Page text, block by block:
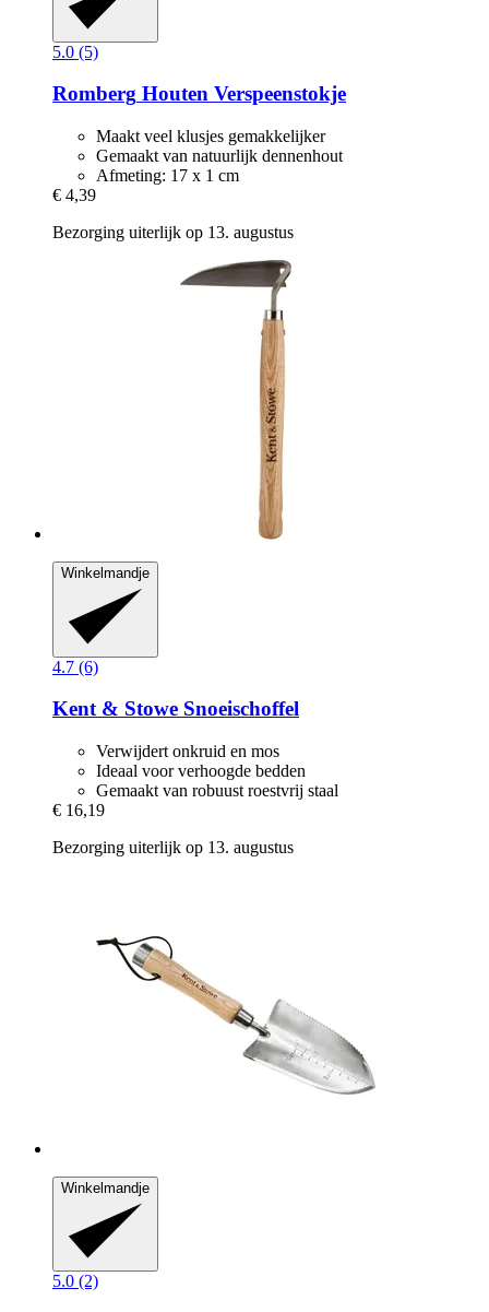
5.0 (5)
Romberg Houten Verspeenstokje
Maakt veel klusjes gemakkelijker
Gemaakt van natuurlijk dennenhout
Afmeting: 17 x 1 cm
€ 4,39
Bezorging uiterlijk op 13. augustus
Winkelmandje
4.7 (6)
Kent & Stowe Snoeischoffel
Verwijdert onkruid en mos
Ideaal voor verhoogde bedden
Gemaakt van robuust roestvrij staal
€ 16,19
Bezorging uiterlijk op 13. augustus
Winkelmandje
5.0 (2)